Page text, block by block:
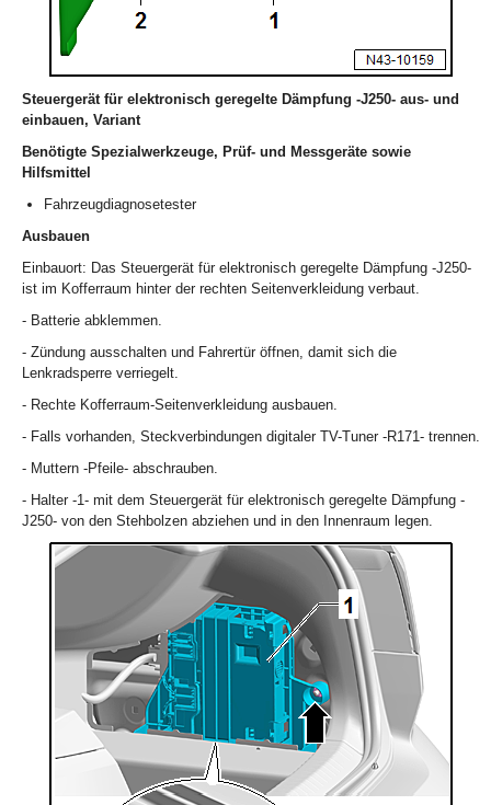
Steuergerät für elektronisch geregelte Dämpfung -J250- aus- und
einbauen, Variant
Benötigte Spezialwerkzeuge, Prüf- und Messgeräte sowie
Hilfsmittel
Fahrzeugdiagnosetester
Ausbauen
Einbauort: Das Steuergerät für elektronisch geregelte Dämpfung -J250-
ist im Kofferraum hinter der rechten Seitenverkleidung verbaut.
- Batterie abklemmen.
- Zündung ausschalten und Fahrertür öffnen, damit sich die
Lenkradsperre verriegelt.
- Rechte Kofferraum-Seitenverkleidung ausbauen.
- Falls vorhanden, Steckverbindungen digitaler TV-Tuner -R171- trennen.
- Muttern -Pfeile- abschrauben.
- Halter -1- mit dem Steuergerät für elektronisch geregelte Dämpfung -
J250- von den Stehbolzen abziehen und in den Innenraum legen.